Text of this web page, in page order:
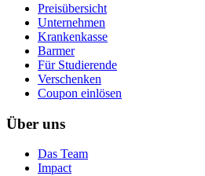
Preisübersicht
Unternehmen
Krankenkasse
Barmer
Für Studierende
Ver­schen­ken
Coupon einlösen
Über uns
Das Team
Impact